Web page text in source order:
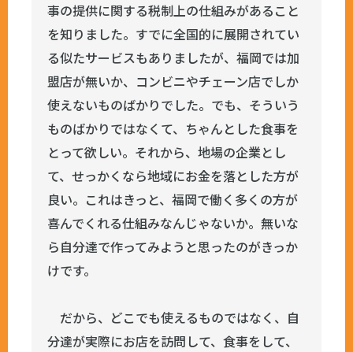
事の提供に関する税制上の仕組みがあること
を知りました。すでに全国的に展開されてい
る似たサービスもありましたが、福岡では加
盟店が無いか、コンビニやチェーン店でしか
使えないものばかりでした。でも、そういう
ものばかりではなくて、ちゃんとした食事を
とって欲しい。それから、地場の企業とし
て、せっかくなら地域にお金を落とした方が
良い。これはきっと、福岡で働く多くの方が
喜んでくれる仕組みなんじゃないか。無いな
ら自分達で作ってみようと思ったのがきっか
けです。
だから、どこでも使えるものではなく、自
分達が実際にお店を訪問して、食事をして、